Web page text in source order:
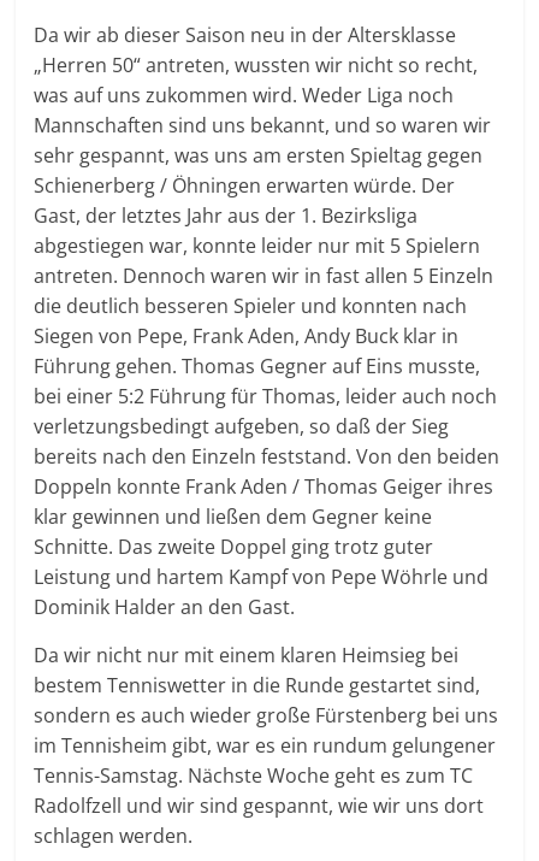
Da wir ab dieser Saison neu in der Altersklasse
„Herren 50“ antreten, wussten wir nicht so recht,
was auf uns zukommen wird. Weder Liga noch
Mannschaften sind uns bekannt, und so waren wir
sehr gespannt, was uns am ersten Spieltag gegen
Schienerberg / Öhningen erwarten würde. Der
Gast, der letztes Jahr aus der 1. Bezirksliga
abgestiegen war, konnte leider nur mit 5 Spielern
antreten. Dennoch waren wir in fast allen 5 Einzeln
die deutlich besseren Spieler und konnten nach
Siegen von Pepe, Frank Aden, Andy Buck klar in
Führung gehen. Thomas Gegner auf Eins musste,
bei einer 5:2 Führung für Thomas, leider auch noch
verletzungsbedingt aufgeben, so daß der Sieg
bereits nach den Einzeln feststand. Von den beiden
Doppeln konnte Frank Aden / Thomas Geiger ihres
klar gewinnen und ließen dem Gegner keine
Schnitte. Das zweite Doppel ging trotz guter
Leistung und hartem Kampf von Pepe Wöhrle und
Dominik Halder an den Gast.
Da wir nicht nur mit einem klaren Heimsieg bei
bestem Tenniswetter in die Runde gestartet sind,
sondern es auch wieder große Fürstenberg bei uns
im Tennisheim gibt, war es ein rundum gelungener
Tennis-Samstag. Nächste Woche geht es zum TC
Radolfzell und wir sind gespannt, wie wir uns dort
schlagen werden.